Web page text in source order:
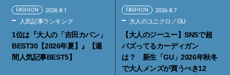
FASHION 2026.8.1
人気記事ランキング
1位は『大人の「吉田カバン」
BEST30【2026年夏】』【週
間人気記事BEST5】
FASHION 2026.8.7
大人のユニクロ／GU
【大人のジーユー】SNSで超
バズってるカーディガン
は？ 新生「GU」2026年秋冬
で大人メンズが買うべき12